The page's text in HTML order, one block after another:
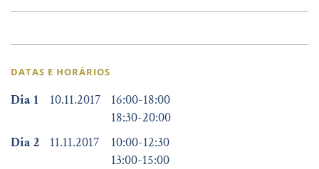
DATAS E HORÁRIOS
Dia 1 10.11.2017 16:00-18:00
18:30-20:00
Dia 2
11.11.2017 10:00-12:30
13:00-15:00